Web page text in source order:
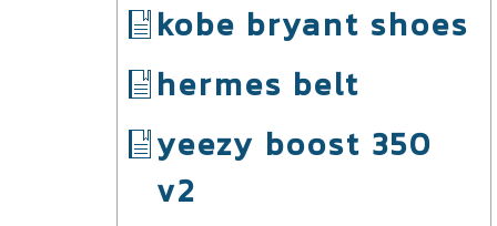
kobe bryant shoes
hermes belt
yeezy boost 350
v2